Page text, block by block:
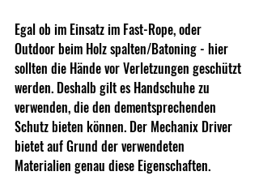
Egal ob im Einsatz im Fast-Rope, oder
Outdoor beim Holz spalten/Batoning - hier
sollten die Hände vor Verletzungen geschützt
werden. Deshalb gilt es Handschuhe zu
verwenden, die den dementsprechenden
Schutz bieten können. Der Mechanix Driver
bietet auf Grund der verwendeten
Materialien genau diese Eigenschaften.